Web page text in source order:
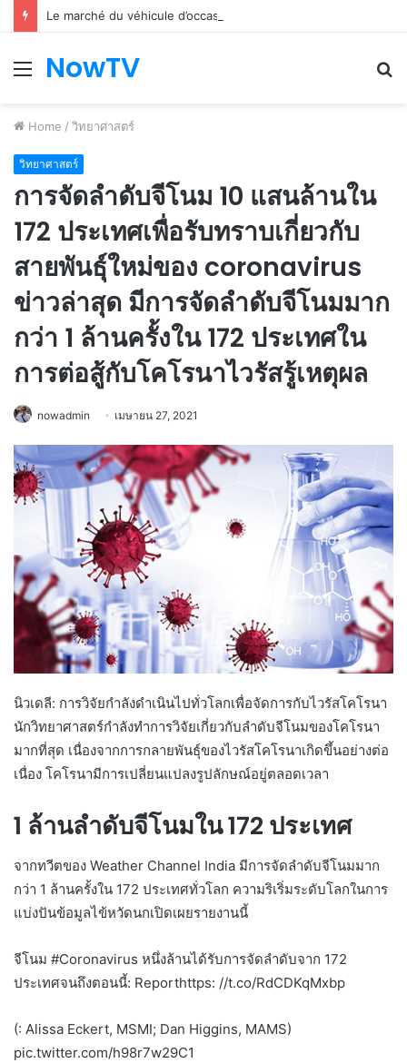
Le marché du véhicule d’occasion en plein essor
Menu
NowTV
Home / วิทยาศาสตร์
วิทยาศาสตร์
การจัดลำดับจีโนม 10 แสนล้านใน
172 ประเทศเพื่อรับทราบเกี่ยวกับ
สายพันธุ์ใหม่ของ coronavirus
ข่าวล่าสุด มีการจัดลำดับจีโนมมาก
กว่า 1 ล้านครั้งใน 172 ประเทศใน
การต่อสู้กับโคโรนาไวรัสรู้เหตุผล
nowadmin เมษายน 27, 2021
นิวเดลี: การวิจัยกำลังดำเนินไปทั่วโลกเพื่อจัดการกับไวรัสโคโรนา
นักวิทยาศาสตร์กำลังทำการวิจัยเกี่ยวกับลำดับจีโนมของโคโรนา
มากที่สุด เนื่องจากการกลายพันธุ์ของไวรัสโคโรนาเกิดขึ้นอย่างต่อ
เนื่อง โคโรนามีการเปลี่ยนแปลงรูปลักษณ์อยู่ตลอดเวลา
1 ล้านลำดับจีโนมใน 172 ประเทศ
จากทวีตของ Weather Channel India มีการจัดลำดับจีโนมมาก
กว่า 1 ล้านครั้งใน 172 ประเทศทั่วโลก ความริเริ่มระดับโลกในการ
แบ่งปันข้อมูลไข้หวัดนกเปิดเผยรายงานนี้
จีโนม #Coronavirus หนึ่งล้านได้รับการจัดลำดับจาก 172
ประเทศจนถึงตอนนี้: Reporthttps: //t.co/RdCDKqMxbp
(: Alissa Eckert, MSMI; Dan Higgins, MAMS)
pic.twitter.com/h98r7w29C1